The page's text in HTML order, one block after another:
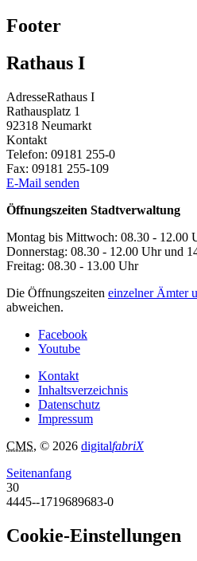
Footer
Rathaus I
AdresseRathaus I
Rathausplatz 1
92318 Neumarkt
Kontakt
Telefon: 09181 255-0
Fax: 09181 255-109
E-Mail senden
Öffnungszeiten Stadtverwaltung
Montag bis Mittwoch: 08.30 - 12.00
Donnerstag: 08.30 - 12.00 Uhr und
Freitag: 08.30 - 13.00 Uhr
Die Öffnungszeiten einzelner Ämter
abweichen.
Facebook
Youtube
Kontakt
Inhaltsverzeichnis
Datenschutz
Impressum
CMS, © 2026 digitalfabriX
Seitenanfang
30
4445--1719689683-0
Cookie-Einstellungen